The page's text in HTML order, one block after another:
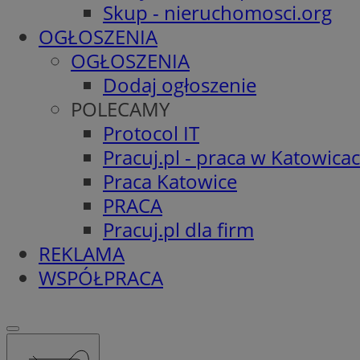
Skup - nieruchomosci.org
OGŁOSZENIA
OGŁOSZENIA
Dodaj ogłoszenie
POLECAMY
Protocol IT
Pracuj.pl - praca w
Praca Katowice
PRACA
Pracuj.pl dla firm
REKLAMA
WSPÓŁPRACA